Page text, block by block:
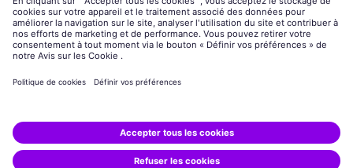
siemens-energy.comSite Internet international
Informations sur l’entreprise
Avis de confidentialité
Siemens Energy est une marque déposée de Siemens AG.